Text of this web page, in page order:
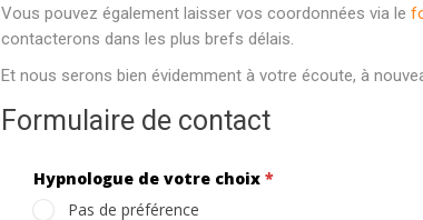
Vous pouvez également laisser vos coordonnées via le
contacterons dans les plus brefs délais.
Et nous serons bien évidemment à votre écoute, à
Formulaire de contact